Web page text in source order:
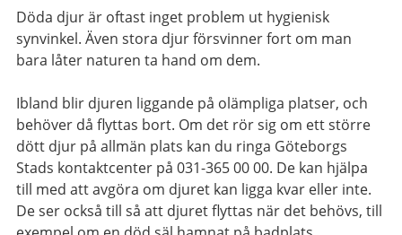
Döda djur är oftast inget problem ut hygienisk
synvinkel. Även stora djur försvinner fort om man
bara låter naturen ta hand om dem.
Ibland blir djuren liggande på olämpliga platser, och
behöver då flyttas bort. Om det rör sig om ett större
dött djur på allmän plats kan du ringa Göteborgs
Stads kontaktcenter på 031-365 00 00. De kan hjälpa
till med att avgöra om djuret kan ligga kvar eller inte.
De ser också till så att djuret flyttas när det behövs, till